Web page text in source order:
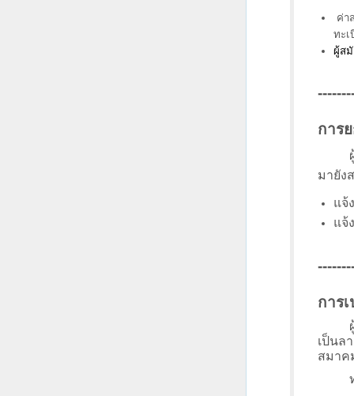
ค่า
ทะ
ผู้ส
การ
มายัง
แจ้ง
แจ้
การ
เป็นล
สมาค